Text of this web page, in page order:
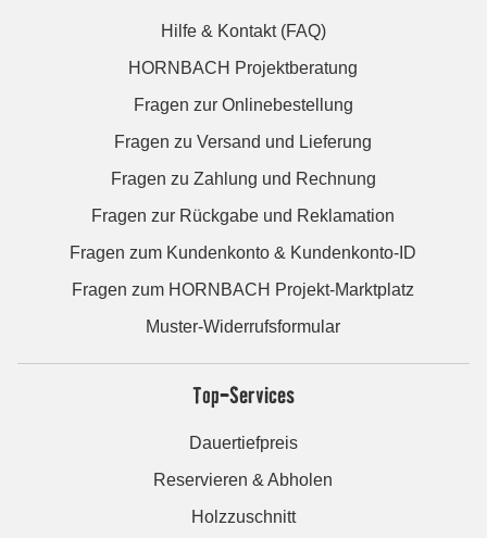
Hilfe & Kontakt (FAQ)
HORNBACH Projektberatung
Fragen zur Onlinebestellung
Fragen zu Versand und Lieferung
Fragen zu Zahlung und Rechnung
Fragen zur Rückgabe und Reklamation
Fragen zum Kundenkonto & Kundenkonto-ID
Fragen zum HORNBACH Projekt-Marktplatz
Muster-Widerrufsformular
Top-Services
Dauertiefpreis
Reservieren & Abholen
Holzzuschnitt